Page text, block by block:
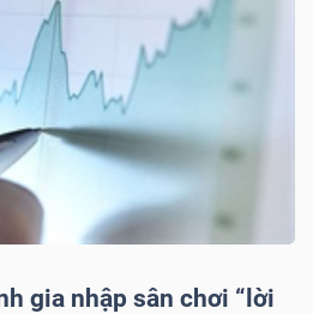
gia nhập sân chơi “lời